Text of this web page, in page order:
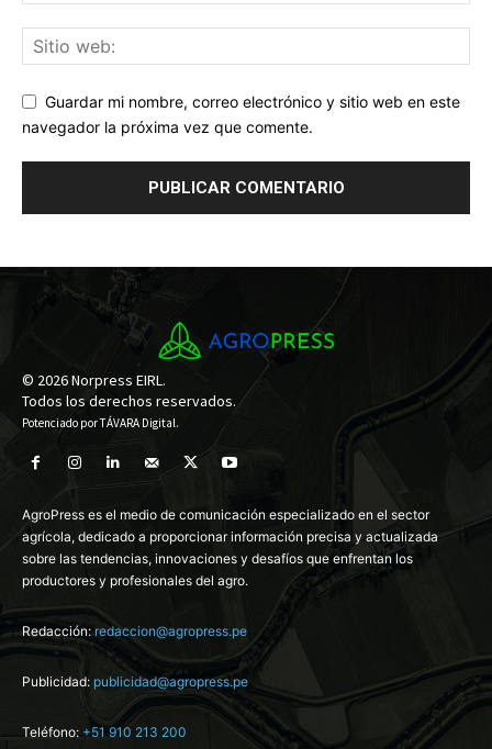
Guardar mi nombre, correo electrónico y sitio web en este
navegador la próxima vez que comente.
© 2026 Norpress EIRL.
Todos los derechos reservados.
Potenciado porTÁVARA Digital.
AgroPress es el medio de comunicación especializado en el sector
agrícola, dedicado a proporcionar información precisa y actualizada
sobre las tendencias, innovaciones y desafíos que enfrentan los
productores y profesionales del agro.
Redacción: redaccion@agropress.pe
Publicidad: publicidad@agropress.pe
Teléfono: +51 910 213 200